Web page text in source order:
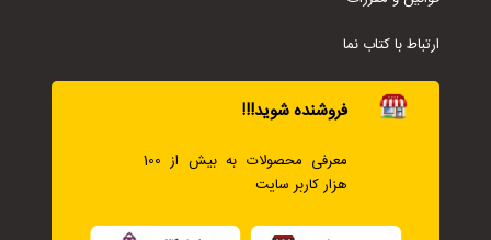
ارتباط با کتاب نما
فروشنده شوید!!!
معرفی محصولات به بیش از 100
هزار کاربر سایت